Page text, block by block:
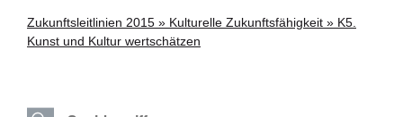
Zukunftsleitlinien 2015 » Kulturelle Zukunftsfähigkeit » K5.
Kunst und Kultur wertschätzen